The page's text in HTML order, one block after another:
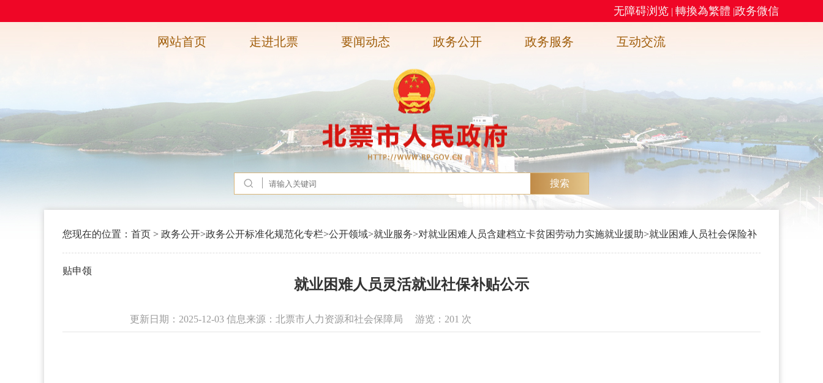
无障碍浏览 | 轉換為繁體 |政务微信
网站首页 走进北票 要闻动态 政务公开 政务服务 互动交流
搜索
您现在的位置： 首页 > 政务公开>政务公开标准化规范化专栏>公开领域>就业服务>对就业困难人员含建档立卡贫困劳动力实施就业援助>就业困难人员社会保险补
贴申领
就业困难人员灵活就业社保补贴公示
更新日期：2025-12-03 信息来源：北票市人力资源和社会保障局 游览： 201 次